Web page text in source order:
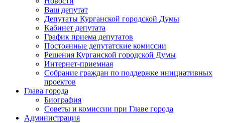
Ваш депутат
Депутаты Курганской городской Думы
Кабинет депутата
График приема депутатов
Постоянные депутатские комиссии
Решения Курганской городской Думы
Интернет-приемная
Собрание граждан по поддержке инициативных
проектов
Глава города
Биография
Советы и комиссии при Главе города
Администрация